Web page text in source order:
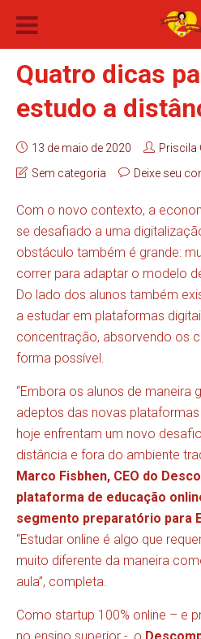
Quatro dicas
estudo a
13 de maio de 2020
Priscila
Sem categoria
Deixe seu
Com o novo contexto, a
se desafiado a uma
obstáculo também é grande:
correr para adaptar o modelo
Do lado dos alunos também
a estudar em plataformas
concentração, absorvendo os
forma possível.
“Embora os alunos de maneira
adeptos das novas
hoje enfrentam um novo
distância e fora do ambiente
Marco Fisbhen, CEO do
plataforma de educação
segmento preparatório para
“Estudar online é algo que
muito diferente da maneira
aula”, completa.
Como startup 100% online – e